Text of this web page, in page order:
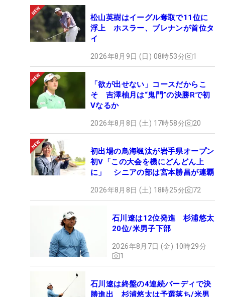
松山英樹はイーグル奪取で11位に
浮上 ホスラー、ブレナンが首位タ
イ
2026年8月9日 (日) 08時53分 1
「欲が出せない」コースだからこ
そ 吉澤柚月は“鬼門”の決勝Rで初
Vなるか
2026年8月8日 (土) 17時58分 20
初出場の鳥海颯汰が岩手県オープン
初V「この大会を機にどんどん上
に」 シニアの部は宮本勝昌が連覇
2026年8月8日 (土) 18時25分 72
石川遼は12位発進 杉浦悠太
20位/米男子下部
2026年8月7日 (金) 10時29分
1
石川遼は終盤の4連続バーディで決
勝進出 杉浦悠太は予選落ち/米男